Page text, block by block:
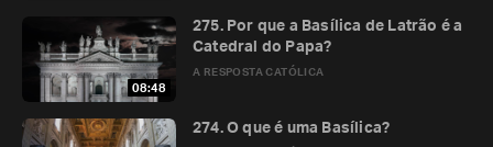
08:48
A RESPOSTA CATÓLICA
275. Por que a Basílica de Latrão é a
Catedral do Papa?
274. O que é uma Basílica?